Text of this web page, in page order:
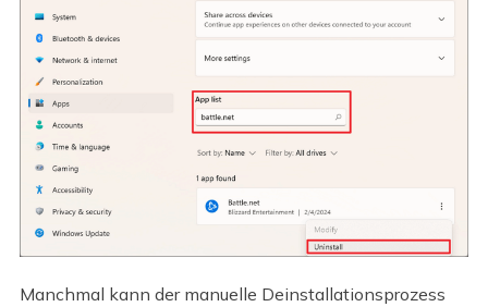
Manchmal kann der manuelle Deinstallationsprozess